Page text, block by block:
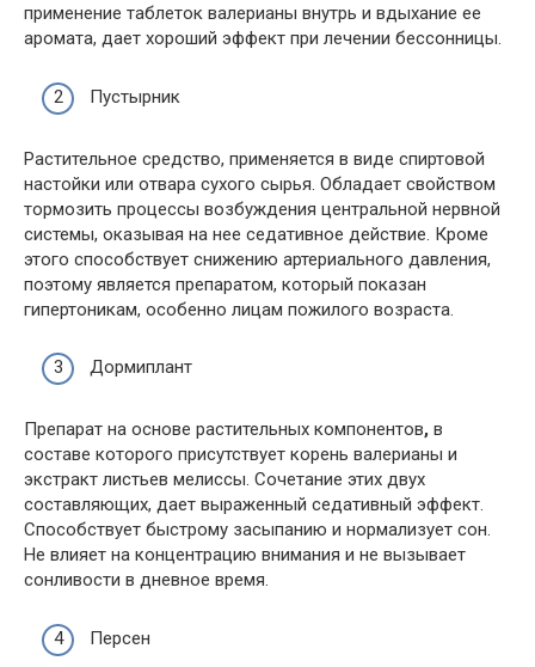
применение таблеток валерианы внутрь и вдыхание ее
аромата, дает хороший эффект при лечении бессонницы.
Пустырник
Растительное средство, применяется в виде спиртовой
настойки или отвара сухого сырья. Обладает свойством
тормозить процессы возбуждения центральной нервной
системы, оказывая на нее седативное действие. Кроме
этого способствует снижению артериального давления,
поэтому является препаратом, который показан
гипертоникам, особенно лицам пожилого возраста.
Дормиплант
Препарат на основе растительных компонентов, в
составе которого присутствует корень валерианы и
экстракт листьев мелиссы. Сочетание этих двух
составляющих, дает выраженный седативный эффект.
Способствует быстрому засыпанию и нормализует сон.
Не влияет на концентрацию внимания и не вызывает
сонливости в дневное время.
Персен